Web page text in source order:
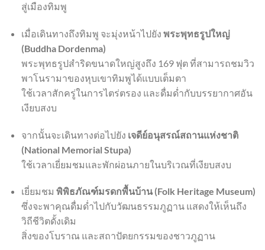
สู่เมืองทิมพู
เมื่อเดินทางถึงทิมพู จะมุ่งหน้าไปยัง พระพุทธรูปใหญ่
(Buddha Dordenma)
พระพุทธรูปสำริดขนาดใหญ่สูงถึง 169 ฟุต ที่สามารถชมวิว
พาโนรามาของหุบเขาทิมพูได้แบบเต็มตา
ใช้เวลาสักครู่ในการไตร่ตรอง และดื่มด่ำกับบรรยากาศอัน
เงียบสงบ
จากนั้นจะเดินทางต่อไปยัง เจดีย์อนุสรณ์สถานแห่งชาติ
(National Memorial Stupa)
ใช้เวลาเยี่ยมชมและพักผ่อนภายในบริเวณที่เงียบสงบ
เยี่ยมชม พิพิธภัณฑ์มรดกพื้นบ้าน (Folk Heritage Museum)
ซึ่งจะพาคุณดื่มด่ำไปกับวัฒนธรรมภูฏาน แสดงให้เห็นถึง
วิถีชีวิตดั้งเดิม
สิ่งของโบราณ และสถาปัตยกรรมของชาวภูฏาน